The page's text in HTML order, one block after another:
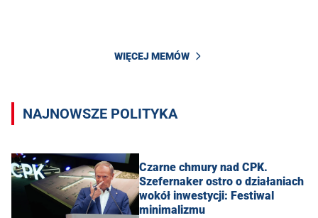
WIĘCEJ MEMÓW
NAJNOWSZE POLITYKA
Czarne chmury nad CPK.
Szefernaker ostro o działaniach
wokół inwestycji: Festiwal
minimalizmu